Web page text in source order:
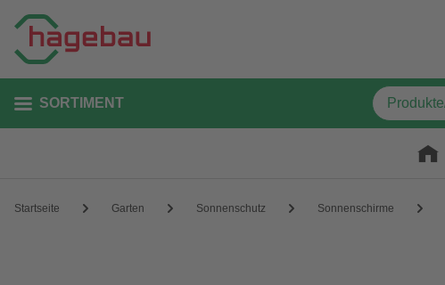
SORTIMENT
Startseite Garten Sonnenschutz Sonnenschirme